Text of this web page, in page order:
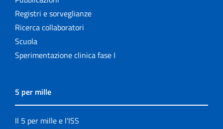
Registri e sorveglianze
Ricerca collaboratori
Scuola
Sperimentazione clinica fase I
5 per mille
Il 5 per mille e l'ISS